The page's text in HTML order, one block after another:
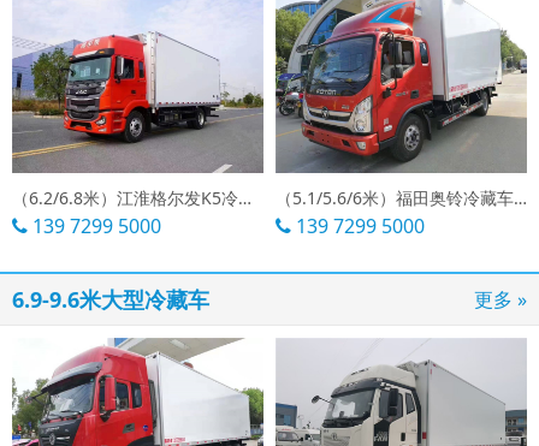
（6.2/6.8米）江淮格尔发K5冷藏车价格
139 7299 5000
（5.1/5.6/6米）福田奥铃冷藏车价格
139 7299 5000
6.9-9.6米大型冷藏车 更多 »